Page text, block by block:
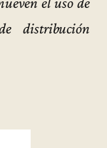
distribución